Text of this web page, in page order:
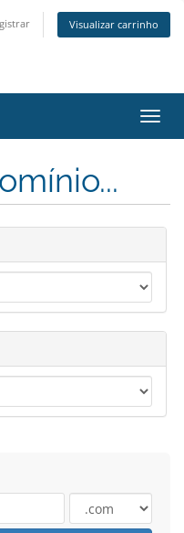
Visualizar carrinho